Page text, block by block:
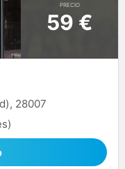
PRECIO
59 €
28007